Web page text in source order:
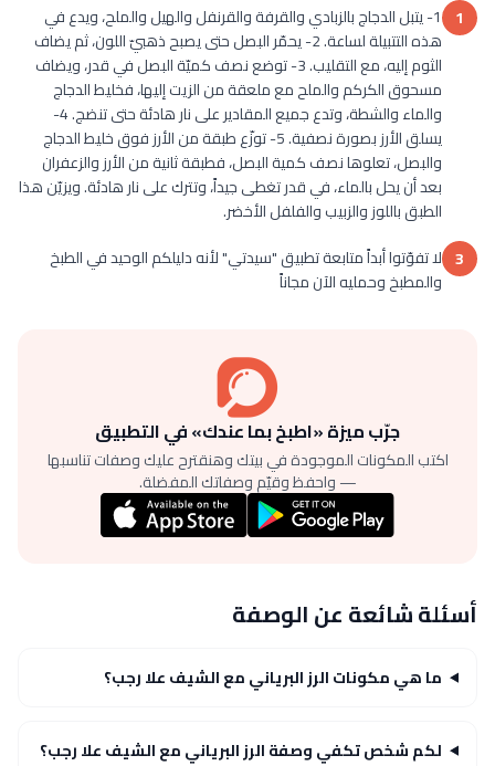
1
1- يتبل الدجاج بالزبادي والقرفة والقرنفل والهيل والملح، ويدع في
هذه التتبيلة لساعة. 2- يحمّر البصل حتى يصبح ذهبيّ اللون، ثم يضاف
الثوم إليه، مع التقليب. 3- توضع نصف كميّة البصل في قدر، ويضاف
مسحوق الكركم والملح مع ملعقة من الزيت إليها، فخليط الدجاج
والماء والشطة، وتدع جميع المقادير على نار هادئة حتى تنضج. 4-
يسلق الأرز بصورة نصفية. 5- توزّع طبقة من الأرز فوق خليط الدجاج
والبصل، تعلوها نصف كمية البصل، فطبقة ثانية من الأرز والزعفران
بعد أن يحل بالماء، في قدر تغطى جيداً، وتترك على نار هادئة. ويزيّن هذا
الطبق باللوز والزبيب والفلفل الأخضر.
3 لا تفوّتوا أبداً متابعة تطبيق "سيدتي" لأنه دليلكم الوحيد في الطبخ
والمطبخ وحمليه الآن مجاناً
جرّب ميزة «اطبخ بما عندك» في التطبيق
اكتب المكونات الموجودة في بيتك وهنقترح عليك وصفات تناسبها
— واحفظ وقيّم وصفاتك المفضلة.
أسئلة شائعة عن الوصفة
ما هي مكونات الرز البرياني مع الشيف علا رجب؟
لكم شخص تكفي وصفة الرز البرياني مع الشيف علا رجب؟